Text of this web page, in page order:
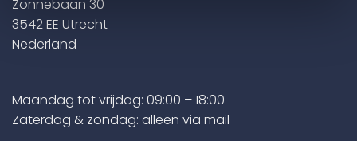
Zonnebaan 30
3542 EE Utrecht
Nederland
Maandag tot vrijdag: 09:00 – 18:00
Zaterdag & zondag: alleen via mail